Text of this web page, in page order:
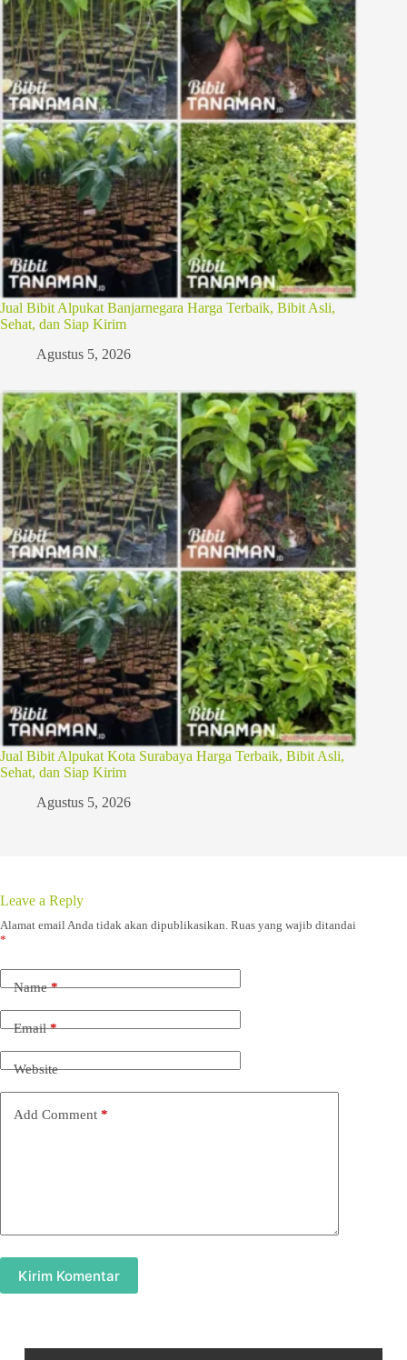
Jual Bibit Alpukat Banjarnegara Harga Terbaik, Bibit Asli,
Sehat, dan Siap Kirim
Agustus 5, 2026
Jual Bibit Alpukat Kota Surabaya Harga Terbaik, Bibit Asli,
Sehat, dan Siap Kirim
Agustus 5, 2026
Leave a Reply
Alamat email Anda tidak akan dipublikasikan. Ruas yang wajib ditandai
*
Name*
Email*
Website
Add Comment *
Kirim Komentar